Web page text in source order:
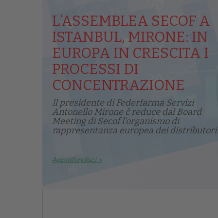
L’ASSEMBLEA SECOF A
ISTANBUL, MIRONE: IN
EUROPA IN CRESCITA I
PROCESSI DI
CONCENTRAZIONE
Il presidente di Federfarma Servizi
Antonello Mirone č reduce dal Board
Meeting di Secof l'organismo di
rappresentanza europea dei
Approfondisci >